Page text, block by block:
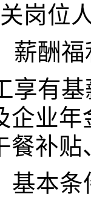
岗位
薪酬福
享有
企业年
餐补贴
基本条